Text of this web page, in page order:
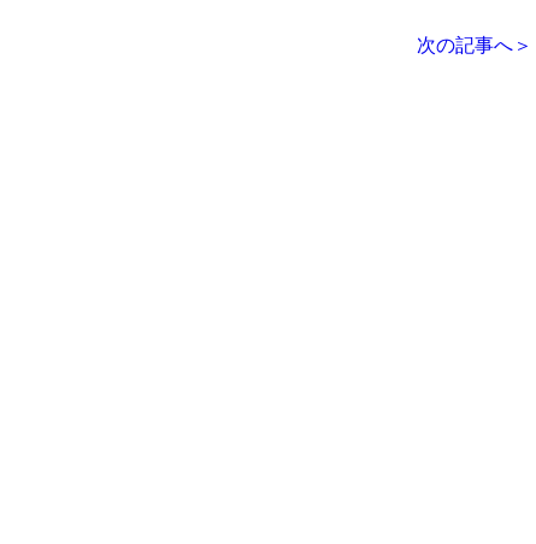
次の記事へ ＞